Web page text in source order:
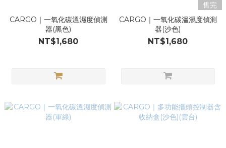
CARGO｜一氧化碳溫濕度偵測
器(黑色)
NT$1,680
售完
CARGO｜一氧化碳溫濕度偵測
器(沙色)
NT$1,680